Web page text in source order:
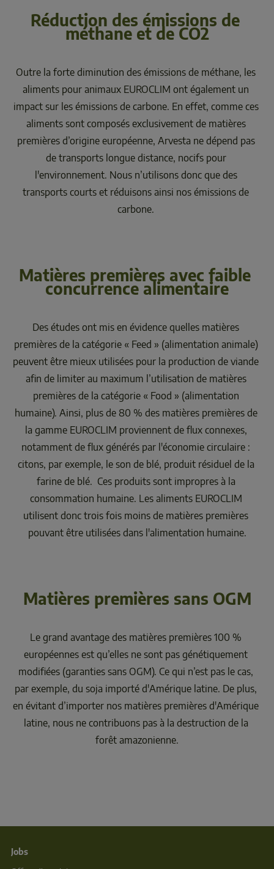
Réduction des émissions de
méthane et de CO2
Outre la forte diminution des émissions de méthane, les
aliments pour animaux EUROCLIM ont également un
impact sur les émissions de carbone. En effet, comme ces
aliments sont composés exclusivement de matières
premières d’origine européenne, Arvesta ne dépend pas
de transports longue distance, nocifs pour
l'environnement. Nous n’utilisons donc que des
transports courts et réduisons ainsi nos émissions de
Matières premières avec faible
Des études ont mis en évidence quelles matières
premières de la catégorie « Feed » (alimentation animale)
peuvent être mieux utilisées pour la production de viande
afin de limiter au maximum l’utilisation de matières
premières de la catégorie « Food » (alimentation
humaine). Ainsi, plus de 80 % des matières premières de
la gamme EUROCLIM proviennent de flux connexes,
notamment de flux générés par l'économie circulaire :
citons, par exemple, le son de blé, produit résiduel de la
farine de blé.  Ces produits sont impropres à la
consommation humaine. Les aliments EUROCLIM
utilisent donc trois fois moins de matières premières
Le grand avantage des matières premières 100 %
européennes est qu’elles ne sont pas génétiquement
modifiées (garanties sans OGM). Ce qui n’est pas le cas,
par exemple, du soja importé d'Amérique latine. De plus,
en évitant d’importer nos matières premières d'Amérique
latine, nous ne contribuons pas à la destruction de la
Jobs